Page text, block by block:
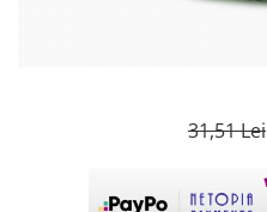
31,51 Lei